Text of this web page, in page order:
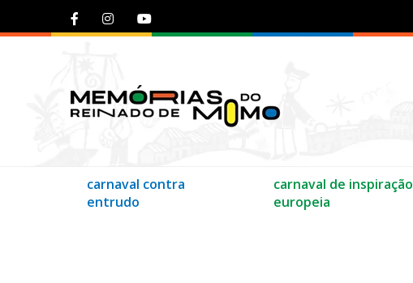
carnaval contra
entrudo
carnaval de inspiração
europeia